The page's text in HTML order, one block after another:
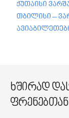
ქუთაისი
თბილისი –
ხშირად